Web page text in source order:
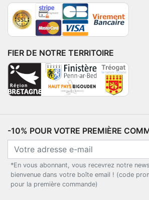
FIER DE NOTRE TERRITOIRE
-10% POUR VOTRE PREMIÈRE
*En vous abonnant, vous recevrez notre
bienvenue dans votre boîte email ! (code
pour la première commande)